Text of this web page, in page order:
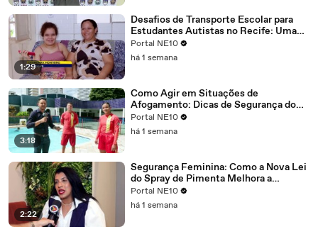
1:29
Desafios de Transporte Escolar para
Estudantes Autistas no Recife: Uma
Avaliação Crítica da Infraestrutura
Disponível
Portal NE10
há 1 semana
3:18
Como Agir em Situações de
Afogamento: Dicas de Segurança do
Corpo de Bombeiros para Salvar Vidas
Portal NE10
há 1 semana
2:22
Segurança Feminina: Como a Nova Lei
do Spray de Pimenta Melhora a
Proteção das Mulheras nas Ruas
Portal NE10
há 1 semana